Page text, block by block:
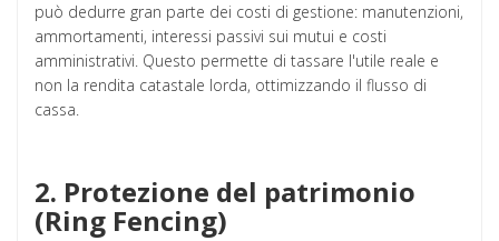
può dedurre gran parte dei costi di gestione: manutenzioni,
ammortamenti, interessi passivi sui mutui e costi
amministrativi. Questo permette di tassare l'utile reale e
non la rendita catastale lorda, ottimizzando il flusso di
cassa.
2. Protezione del patrimonio
(Ring Fencing)